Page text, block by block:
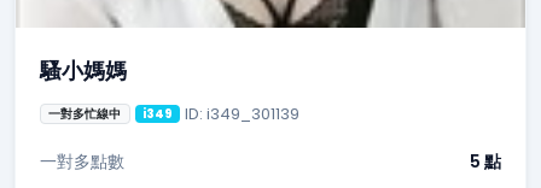
騷小媽媽
一對多忙線中 i349 ID: i349_301139
一對多點數 5 點